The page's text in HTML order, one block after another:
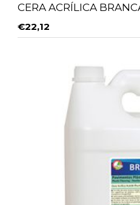
CERA ACRÍLICA
€22,12